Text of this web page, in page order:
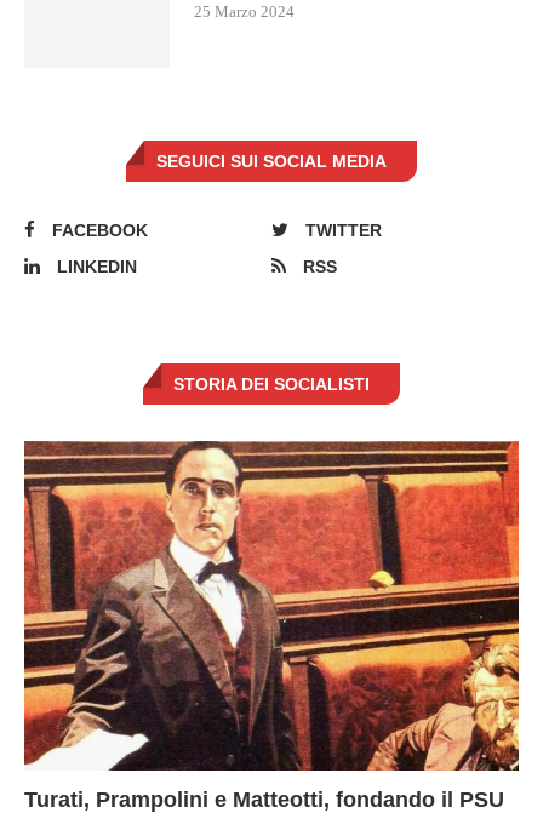
25 Marzo 2024
SEGUICI SUI SOCIAL MEDIA
FACEBOOK
TWITTER
LINKEDIN
RSS
STORIA DEI SOCIALISTI
Turati, Prampolini e Matteotti, fondando il PSU